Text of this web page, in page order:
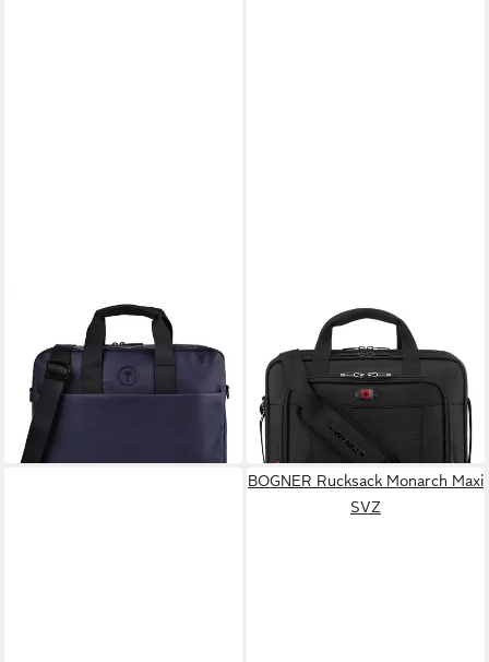
Aktentasche Dinamico,
Polyester
159,95 €
lieferbar - in 2-3 Werktagen bei dir
Aktentasche Prospectus,
Polyester
ab 52,89 €
lieferbar - in 3-4 Werktagen bei dir
BOGNER Rucksack Monarch Maxi
SVZ